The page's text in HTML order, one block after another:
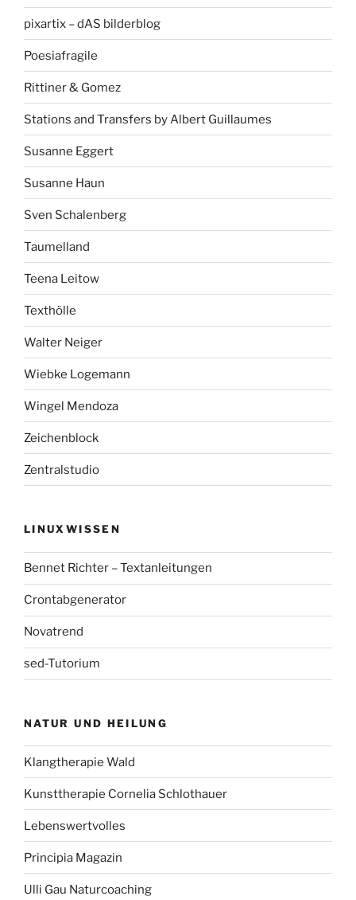
pixartix – dAS bilderblog
Poesiafragile
Rittiner & Gomez
Stations and Transfers by Albert Guillaumes
Susanne Eggert
Susanne Haun
Sven Schalenberg
Taumelland
Teena Leitow
Texthölle
Walter Neiger
Wiebke Logemann
Wingel Mendoza
Zeichenblock
Zentralstudio
LINUXWISSEN
Bennet Richter – Textanleitungen
Crontabgenerator
Novatrend
sed-Tutorium
NATUR UND HEILUNG
Klangtherapie Wald
Kunsttherapie Cornelia Schlothauer
Lebenswertvolles
Principia Magazin
Ulli Gau Naturcoaching